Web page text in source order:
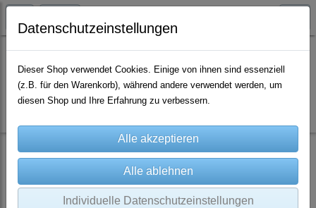
Es wurden leider keine Produkte gefunden.
Datenschutzeinstellungen
Dieser Shop verwendet Cookies. Einige von ihnen sind essenziell
(z.B. für den Warenkorb), während andere verwendet werden, um
diesen Shop und Ihre Erfahrung zu verbessern.
Individuelle Datenschutzeinstellungen